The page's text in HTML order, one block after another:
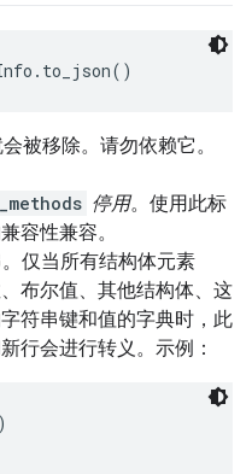
被移除。请勿依赖它。
停用。使用此标
容性兼容。
仅当所有结构体元素
布尔值、其他结构体、这
符串键和值的字典时，此
行会进行转义。示例：